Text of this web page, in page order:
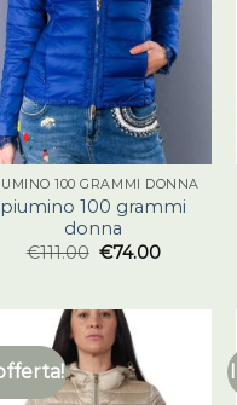
100 GRAMMI DONNA
piumino 100 grammi
donna
€111.00 €74.00